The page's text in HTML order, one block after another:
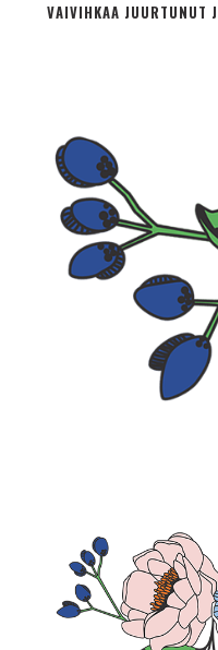
VAIVIHKAA JUURTUNUT